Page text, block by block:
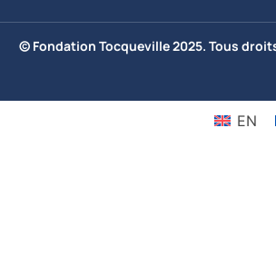
© Fondation Tocqueville 2025. Tous
EN